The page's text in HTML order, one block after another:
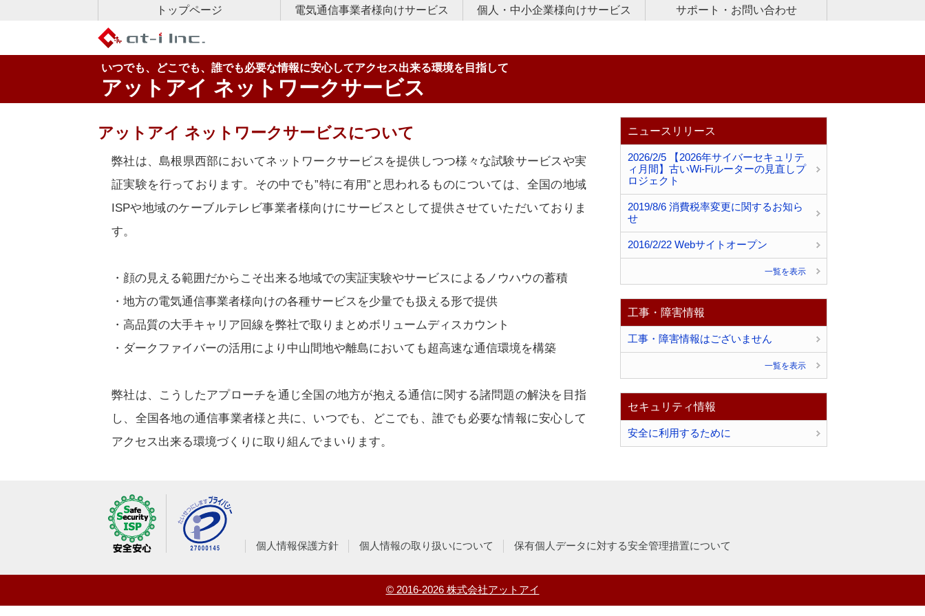
トップページ 電気通信事業者様向けサービス 個人・中小企業様向けサービス サポート・お問い合わせ
いつでも、どこでも、誰でも必要な情報に安心してアクセス出来る環境を目指して
アットアイ ネットワークサービス
アットアイ ネットワークサービスについて
弊社は、島根県西部においてネットワークサービスを提供しつつ様々な試験サービスや実
証実験を行っております。その中でも”特に有用”と思われるものについては、全国の地域
ISPや地域のケーブルテレビ事業者様向けにサービスとして提供させていただいておりま
す。
・顔の見える範囲だからこそ出来る地域での実証実験やサービスによるノウハウの蓄積
・地方の電気通信事業者様向けの各種サービスを少量でも扱える形で提供
・高品質の大手キャリア回線を弊社で取りまとめボリュームディスカウント
・ダークファイバーの活用により中山間地や離島においても超高速な通信環境を構築
弊社は、こうしたアプローチを通じ全国の地方が抱える通信に関する諸問題の解決を目指
し、全国各地の通信事業者様と共に、いつでも、どこでも、誰でも必要な情報に安心して
アクセス出来る環境づくりに取り組んでまいります。
ニュースリリース
2026/2/5 【2026年サイバーセキュリテ
ィ月間】古いWi-Fiルーターの見直しプ
ロジェクト
2019/8/6 消費税率変更に関するお知ら
せ
2016/2/22 Webサイトオープン
一覧を表示
工事・障害情報
工事・障害情報はございません
一覧を表示
セキュリティ情報
安全に利用するために
個人情報保護方針 個人情報の取り扱いについて 保有個人データに対する安全管理措置について
© 2016-2026 株式会社アットアイ